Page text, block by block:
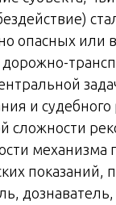
опасных или
дорожно-
и
сложности
механизма
показаний,